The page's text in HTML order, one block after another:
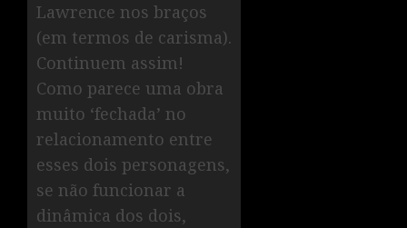
Lawrence nos braços
(em termos de carisma).
Continuem assim!
Como parece uma obra
muito ‘fechada’ no
relacionamento entre
esses dois personagens,
se não funcionar a
dinâmica dos dois,